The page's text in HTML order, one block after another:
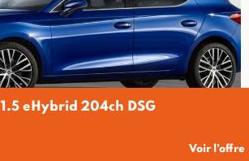
1.5 eHybrid 204ch DSG
Voir l’offre